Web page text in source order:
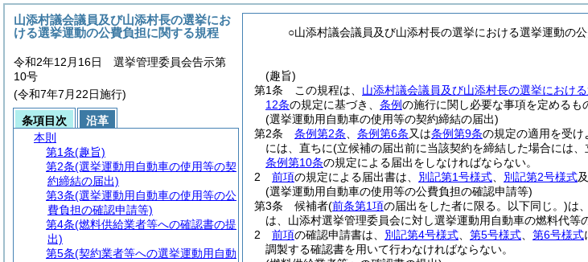
○山添村議会議員及び山添村長の選挙における選挙運動の
(趣旨)
第1条
この規程は、 山添村議会議員及び山添村長の選挙におけ
12条の規定に基づき、 条例の施行に関し必要な事項を定めるも
(選挙運動用自動車の使用等の契約締結の届出)
第2条
条例第2条 条例第6条又は条例第9条の規定の適用を受け
には、直ちに(立候補の届出前に当該契約を締結した場合には
条例第10条の規定による届出をしなければならない。
2
前項の規定による届出書は、 別記第1号様式 別記第2号様式
(選挙運動用自動車の使用等の公費負担の確認申請等)
第3条
候補者(前条第1項の届出をした者に限る。以下同じ。)は、
は、山添村選挙管理委員会に対し選挙運動用自動車の燃料代等
2
前項の確認申請書は、 別記第4号様式 第5号様式 第6号様式
調製する確認書を用いて行わなければならない。
山添村議会議員及び山添村長の選挙にお
ける選挙運動の公費負担に関する規程
令和2年12月16日 選挙管理委員会告示第
10号
(令和7年7月22日施行)
条項目次
沿革
本則
第1条(趣旨)
第2条(選挙運動用自動車の使用等の契
約締結の届出)
第3条(選挙運動用自動車の使用等の公
費負担の確認申請等)
第4条(燃料供給業者等への確認書の提
出)
第5条(契約業者等への選挙運動用自動